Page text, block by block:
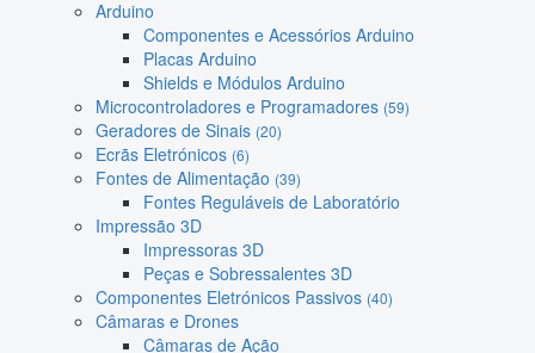
Arduino
Componentes e Acessórios Arduino
Placas Arduino
Shields e Módulos Arduino
Microcontroladores e Programadores (59)
Geradores de Sinais (20)
Ecrãs Eletrónicos (6)
Fontes de Alimentação (39)
Fontes Reguláveis de Laboratório
Impressão 3D
Impressoras 3D
Peças e Sobressalentes 3D
Componentes Eletrónicos Passivos (40)
Câmaras e Drones
Câmaras de Ação